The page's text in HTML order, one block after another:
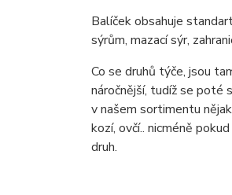
Balíček obsahuje
sýrům, mazací sýr,
Co se druhů týče, jsou
náročnější, tudíž se poté
v našem sortimentu
kozí, ovčí.. nicméně
druh.